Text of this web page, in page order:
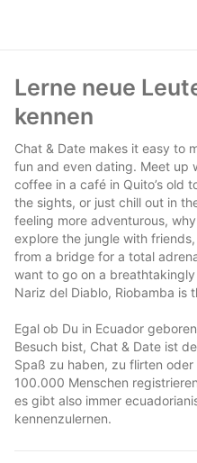
Lerne neue
kennen
Chat & Date makes it easy to
fun and even dating. Meet up
coffee in a café in Quito’s old
the sights, or just chill out in
feeling more adventurous,
explore the jungle with
from a bridge for a total
want to go on a
Nariz del Diablo, Riobamba is
Egal ob Du in Ecuador
Besuch bist, Chat & Date ist
Spaß zu haben, zu flirten
100.000 Menschen
es gibt also immer
kennenzulernen.